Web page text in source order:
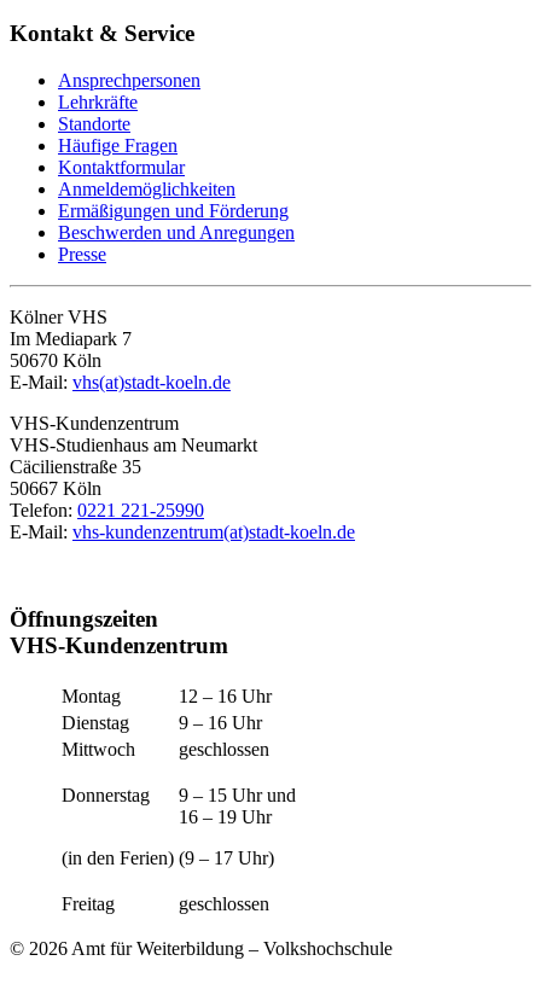
Kontakt & Service
Ansprechpersonen
Lehrkräfte
Standorte
Häufige Fragen
Kontaktformular
Anmeldemöglichkeiten
Ermäßigungen und Förderung
Beschwerden und Anregungen
Presse
Kölner VHS
Im Mediapark 7
50670 Köln
E-Mail: vhs(at)stadt-koeln.de
VHS-Kundenzentrum
VHS-Studienhaus am Neumarkt
Cäcilienstraße 35
50667 Köln
Telefon: 0221 221-25990
E-Mail: vhs-kundenzentrum(at)stadt-koeln.de
Öffnungszeiten
VHS-Kundenzentrum
Montag
12 – 16 Uhr
Dienstag
9 – 16 Uhr
Mittwoch
geschlossen
Donnerstag
(in den Ferien)
9 – 15 Uhr und
16 – 19 Uhr
(9 – 17 Uhr)
Freitag geschlossen
© 2026 Amt für Weiterbildung – Volkshochschule